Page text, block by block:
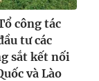
công tác
tư các
sắt kết nối
và Lào